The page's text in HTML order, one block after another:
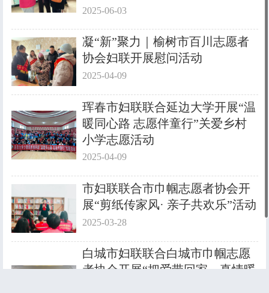
2025-06-03
凝“新”聚力｜榆树市百川志愿者
协会妇联开展慰问活动
2025-04-09
珲春市妇联联合延边大学开展“温
暖同心路 志愿伴童行”关爱乡村
小学志愿活动
2025-04-09
市妇联联合市巾帼志愿者协会开
展“剪纸传家风· 亲子共欢乐”活动
2025-03-28
白城市妇联联合白城市巾帼志愿
者协会开展“把爱带回家—真情暖